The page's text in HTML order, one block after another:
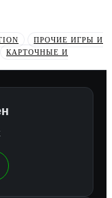
ПРОЧИЕ ИГРЫ И
КАРТОЧНЫЕ И